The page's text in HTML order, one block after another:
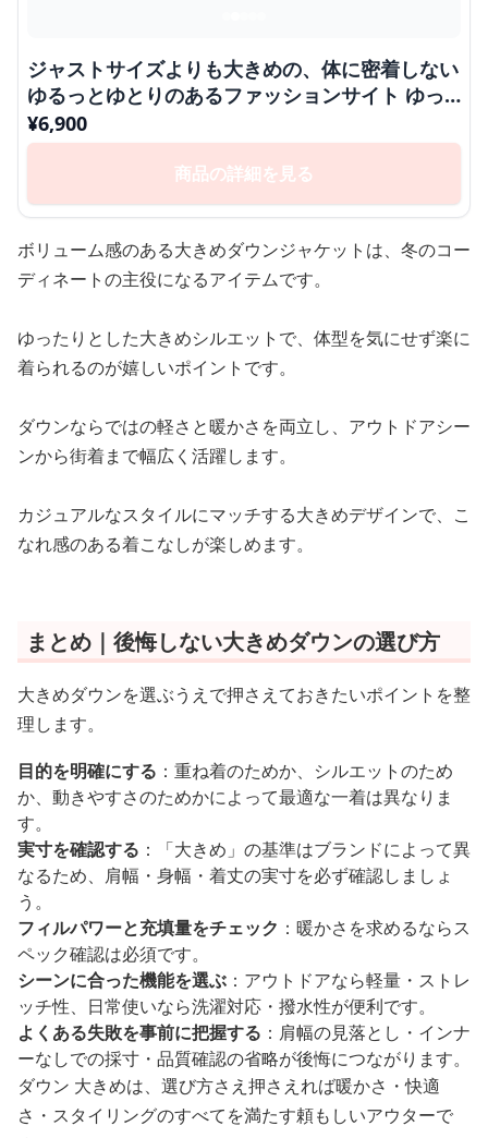
ジャストサイズよりも大きめの、体に密着しない
ゆるっとゆとりのあるファッションサイト ゆっ
たりボリューム感ダウンジャケット
¥6,900
商品の詳細を見る
ボリューム感のある大きめダウンジャケットは、冬のコー
ディネートの主役になるアイテムです。
ゆったりとした大きめシルエットで、体型を気にせず楽に
着られるのが嬉しいポイントです。
ダウンならではの軽さと暖かさを両立し、アウトドアシー
ンから街着まで幅広く活躍します。
カジュアルなスタイルにマッチする大きめデザインで、こ
なれ感のある着こなしが楽しめます。
まとめ｜後悔しない大きめダウンの選び方
大きめダウンを選ぶうえで押さえておきたいポイントを整
理します。
目的を明確にする ：重ね着のためか、シルエットのため
か、動きやすさのためかによって最適な一着は異なりま
す。
実寸を確認する ：「大きめ」の基準はブランドによって異
なるため、肩幅・身幅・着丈の実寸を必ず確認しましょ
う。
フィルパワーと充填量をチェック ：暖かさを求めるならス
ペック確認は必須です。
シーンに合った機能を選ぶ ：アウトドアなら軽量・ストレ
ッチ性、日常使いなら洗濯対応・撥水性が便利です。
よくある失敗を事前に把握する ：肩幅の見落とし・インナ
ーなしでの採寸・品質確認の省略が後悔につながります。
ダウン 大きめは、選び方さえ押さえれば暖かさ・快適
さ・スタイリングのすべてを満たす頼もしいアウターで